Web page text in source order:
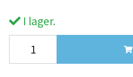
I lager.